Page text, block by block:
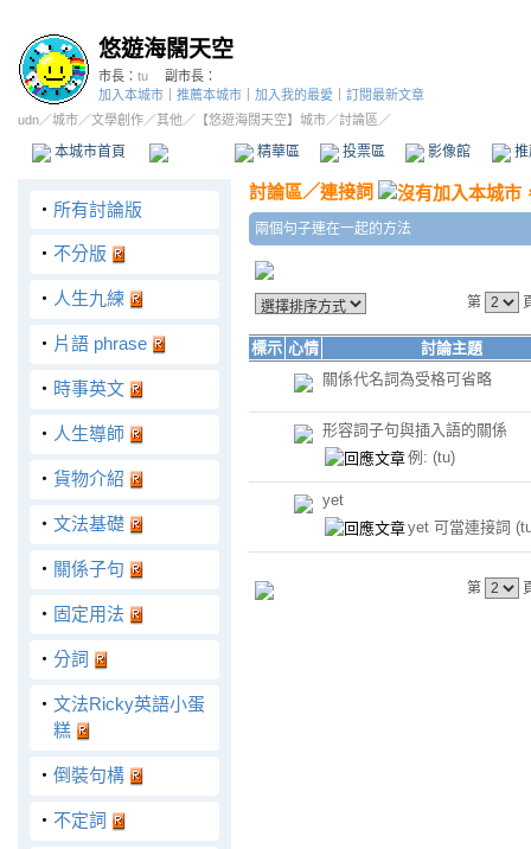
悠遊海闊天空
市長： tu
副市長：
加入本城市
推薦本城市 加入我的最愛
訂閱最新文章
udn／城市／文學創作／其他 ／ 【悠遊海闊天空】城市／討論區／
本城市首頁 精華區 投票區 影像館
‧ 所有討論版
‧ 不分版
‧ 人生九練
‧ 片語 phrase
‧ 時事英文
‧ 人生導師
‧ 貨物介紹
‧ 文法基礎
‧ 關係子句
‧ 固定用法
‧ 分詞
‧ 文法Ricky英語小蛋
糕
‧ 倒裝句構
‧ 不定詞
討論區／連接詞
兩個句子連在一起的方法
第
標示 心情
討論主題
關係代名詞為受格可省略
形容詞子句與插入語的關係
例: (tu)
yet
yet 可當連接詞
第